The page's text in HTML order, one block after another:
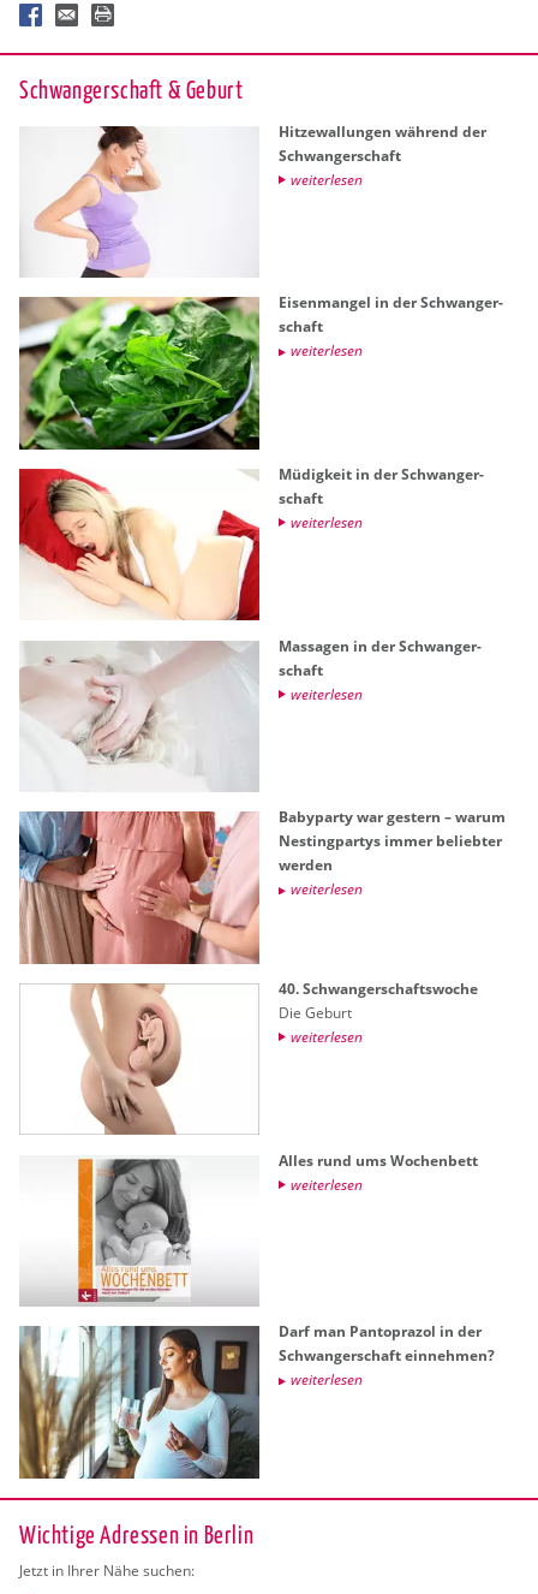
Schwan­ger­schaft & Ge­burt
Hit­ze­wal­lun­gen wäh­rend der
Schwan­ger­schaft
wei­ter­le­sen
Ei­sen­man­gel in der Schwan­ger­
schaft
wei­ter­le­sen
Mü­dig­keit in der Schwan­ger­
schaft
wei­ter­le­sen
Mas­sa­gen in der Schwan­ger­
schaft
wei­ter­le­sen
Ba­by­par­ty war ges­tern – warum
Nes­ting­par­tys immer be­lieb­ter
wer­den
wei­ter­le­sen
40. Schwan­ger­schafts­wo­che
Die Ge­burt
wei­ter­le­sen
Alles rund ums Wo­chen­bett
wei­ter­le­sen
Darf man Pan­to­pra­zol in der
Schwan­ger­schaft ein­neh­men?
wei­ter­le­sen
Wichtige Adressen in Berlin
Jetzt in Ihrer Nähe suchen: